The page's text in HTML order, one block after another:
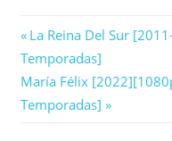
Navegación
de
entradas
Previous
Post:
La Reina Del Sur
Temporadas]
Next
Post:
María Félix
Temporadas]